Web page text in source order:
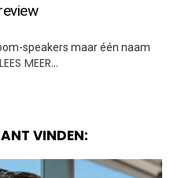
speakers maar één naam
LEES MEER…
VINDEN: